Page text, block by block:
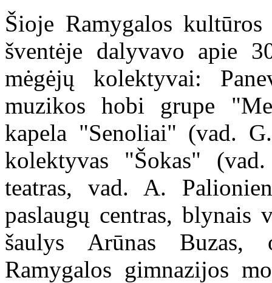
Šioje Ramygalos
šventėje dalyvavo apie
mėgėjų kolektyvai:
muzikos hobi grupe
kapela "Senoliai" (vad.
kolektyvas "Šokas"
teatras, vad. A.
paslaugų centras,
šaulys Arūnas Buzas,
Ramygalos gimnazijos